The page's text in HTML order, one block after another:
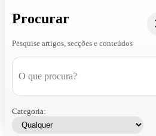
Procurar
Pesquise artigos, secções e conteúdos
Categoria: